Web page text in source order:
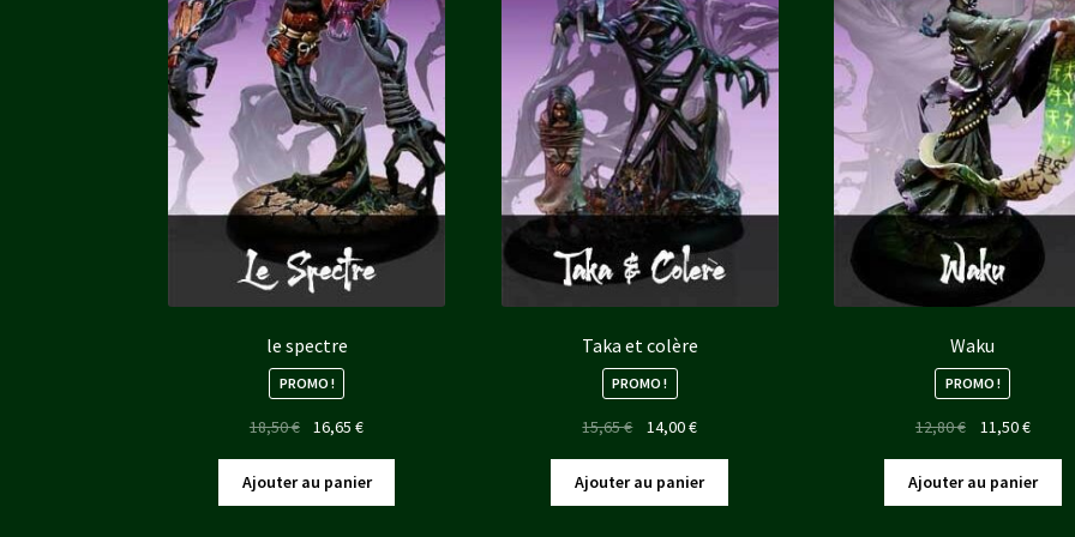
le spectre
PROMO !
18,50€
Le
initial
était :
16,65€Le
actuel
est :
Ajouter au panier
Taka et colère
PROMO !
15,65€
Le
initial
était :
14,00€Le
actuel
est :
Ajouter au panier
Waku
PROMO !
12,80€
Le
initial
était :
11,50€Le
actuel
est :
Ajouter au panier